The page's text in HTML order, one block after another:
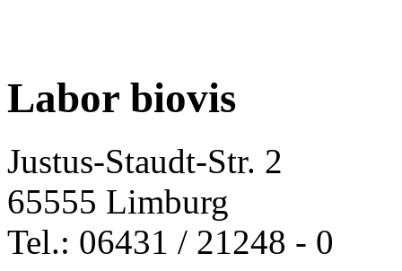
Labor biovis
Justus-Staudt-Str. 2
65555 Limburg
Tel.: 06431 / 21248 - 0